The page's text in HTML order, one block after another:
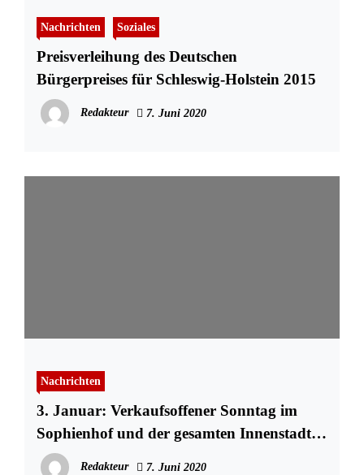
Nachrichten Soziales
Preisverleihung des Deutschen
Bürgerpreises für Schleswig-Holstein 2015
Redakteur 7. Juni 2020
Nachrichten
3. Januar: Verkaufsoffener Sonntag im
Sophienhof und der gesamten Innenstadt
von Kiel
Redakteur 7. Juni 2020